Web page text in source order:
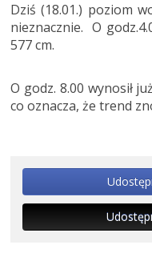
Dziś (18.01.) poziom
nieznacznie. O
577 cm.
O godz. 8.00 wynosił
co oznacza, że trend